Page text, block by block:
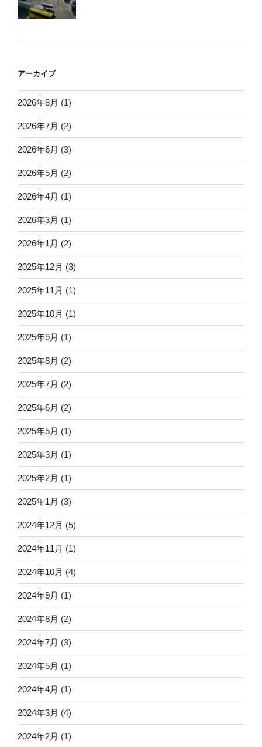
アーカイブ
2026年8月 (1)
2026年7月 (2)
2026年6月 (3)
2026年5月 (2)
2026年4月 (1)
2026年3月 (1)
2026年1月 (2)
2025年12月 (3)
2025年11月 (1)
2025年10月 (1)
2025年9月 (1)
2025年8月 (2)
2025年7月 (2)
2025年6月 (2)
2025年5月 (1)
2025年3月 (1)
2025年2月 (1)
2025年1月 (3)
2024年12月 (5)
2024年11月 (1)
2024年10月 (4)
2024年9月 (1)
2024年8月 (2)
2024年7月 (3)
2024年5月 (1)
2024年4月 (1)
2024年3月 (4)
2024年2月 (1)